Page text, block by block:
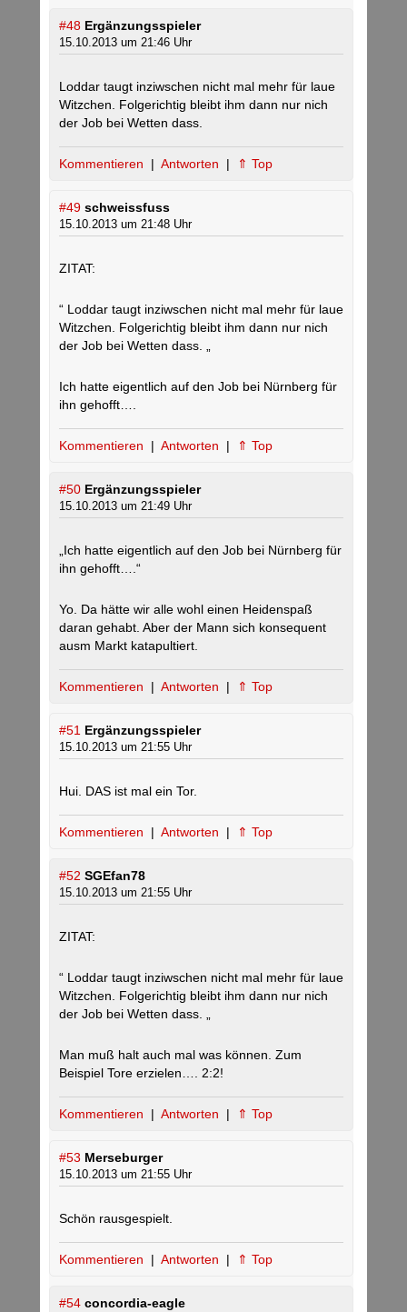
#48 Ergänzungsspieler
15.10.2013 um 21:46 Uhr
Loddar taugt inziwschen nicht mal mehr für laue
Witzchen. Folgerichtig bleibt ihm dann nur nich
der Job bei Wetten dass.
Kommentieren | Antworten | ⇑ Top
#49 schweissfuss
15.10.2013 um 21:48 Uhr
ZITAT:
“ Loddar taugt inziwschen nicht mal mehr für laue
Witzchen. Folgerichtig bleibt ihm dann nur nich
der Job bei Wetten dass. „
Ich hatte eigentlich auf den Job bei Nürnberg für
ihn gehofft….
Kommentieren | Antworten | ⇑ Top
#50 Ergänzungsspieler
15.10.2013 um 21:49 Uhr
„Ich hatte eigentlich auf den Job bei Nürnberg für
ihn gehofft….“
Yo. Da hätte wir alle wohl einen Heidenspaß
daran gehabt. Aber der Mann sich konsequent
ausm Markt katapultiert.
Kommentieren | Antworten | ⇑ Top
#51 Ergänzungsspieler
15.10.2013 um 21:55 Uhr
Hui. DAS ist mal ein Tor.
Kommentieren | Antworten | ⇑ Top
#52 SGEfan78
15.10.2013 um 21:55 Uhr
ZITAT:
“ Loddar taugt inziwschen nicht mal mehr für laue
Witzchen. Folgerichtig bleibt ihm dann nur nich
der Job bei Wetten dass. „
Man muß halt auch mal was können. Zum
Beispiel Tore erzielen…. 2:2!
Kommentieren | Antworten | ⇑ Top
#53 Merseburger
15.10.2013 um 21:55 Uhr
Schön rausgespielt.
Kommentieren | Antworten | ⇑ Top
#54 concordia-eagle